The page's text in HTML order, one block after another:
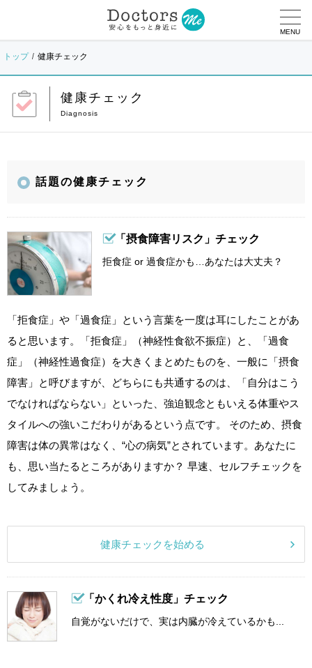
MENU
トップ 健康チェック
健康チェック
話題の健康チェック
「摂食障害リスク」チェック
拒食症 or 過食症かも…あなたは大丈夫？
「拒食症」や「過食症」という言葉を一度は耳にしたことがあ
ると思います。「拒食症」（神経性食欲不振症）と、「過食
症」（神経性過食症）を大きくまとめたものを、一般に「摂食
障害」と呼びますが、どちらにも共通するのは、「自分はこう
でなければならない」といった、強迫観念ともいえる体重やス
タイルへの強いこだわりがあるという点です。 そのため、摂食
障害は体の異常はなく、“心の病気”とされています。あなたに
も、思い当たるところがありますか？ 早速、セルフチェックを
してみましょう。
健康チェックを始める
「かくれ冷え性度」チェック
自覚がないだけで、実は内臓が冷えているかも...